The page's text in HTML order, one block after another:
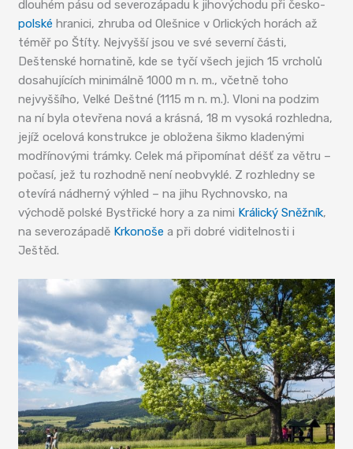
dlouhém pásu od severozápadu k jihovýchodu při česko-
polské hranici, zhruba od Olešnice v Orlických horách až
téměř po Štíty. Nejvyšší jsou ve své severní části,
Deštenské hornatině, kde se tyčí všech jejich 15 vrcholů
dosahujících minimálně 1000 m n. m., včetně toho
nejvyššího, Velké Deštné (1115 m n. m.). Vloni na podzim
na ní byla otevřena nová a krásná, 18 m vysoká rozhledna,
jejíž ocelová konstrukce je obložena šikmo kladenými
modřínovými trámky. Celek má připomínat déšť za větru –
počasí, jež tu rozhodně není neobvyklé. Z rozhledny se
otevírá nádherný výhled – na jihu Rychnovsko, na
východě polské Bystřické hory a za nimi Králický Sněžník,
na severozápadě Krkonoše a při dobré viditelnosti i
Ještěd.